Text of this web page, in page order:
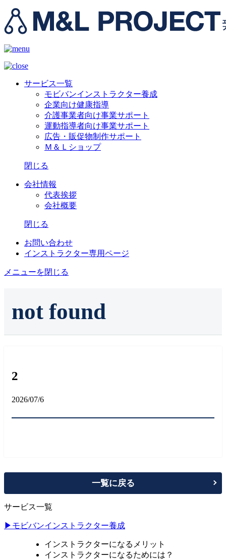
サービス一覧
モビバンインストラクター養成
企業向け健康指導
介護事業者向け事業サポート
運動指導者向け事業サポート
広告・販促物制作サポート
Ｍ＆Ｌショップ
閉じる
会社情報
代表挨拶
会社概要
閉じる
お問い合わせ
インストラクター専用ページ
メニューを閉じる
not found
2
2026/07/6
一覧に戻る
サービス一覧
▶モビバンインストラクター養成
インストラクターになるメリット
インストラクターになるためには？